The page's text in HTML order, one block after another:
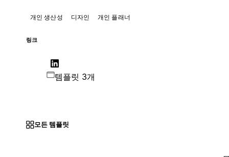
개인 생산성 디자인 개인 플래너
링크
템플릿 3개
모든 템플릿